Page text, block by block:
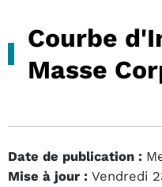
Courbe
Masse
Date de publication :
Mise à jour : Vendredi